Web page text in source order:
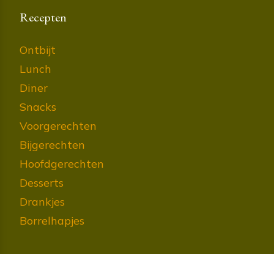
Recepten
Ontbijt
Lunch
Diner
Snacks
Voorgerechten
Bijgerechten
Hoofdgerechten
Desserts
Drankjes
Borrelhapjes